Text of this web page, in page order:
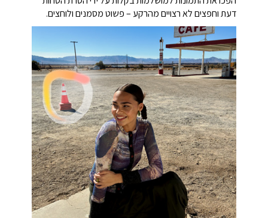
דעת וחפצים לא רצויים מהרקע – פשוט מסמנים ולוחצים.